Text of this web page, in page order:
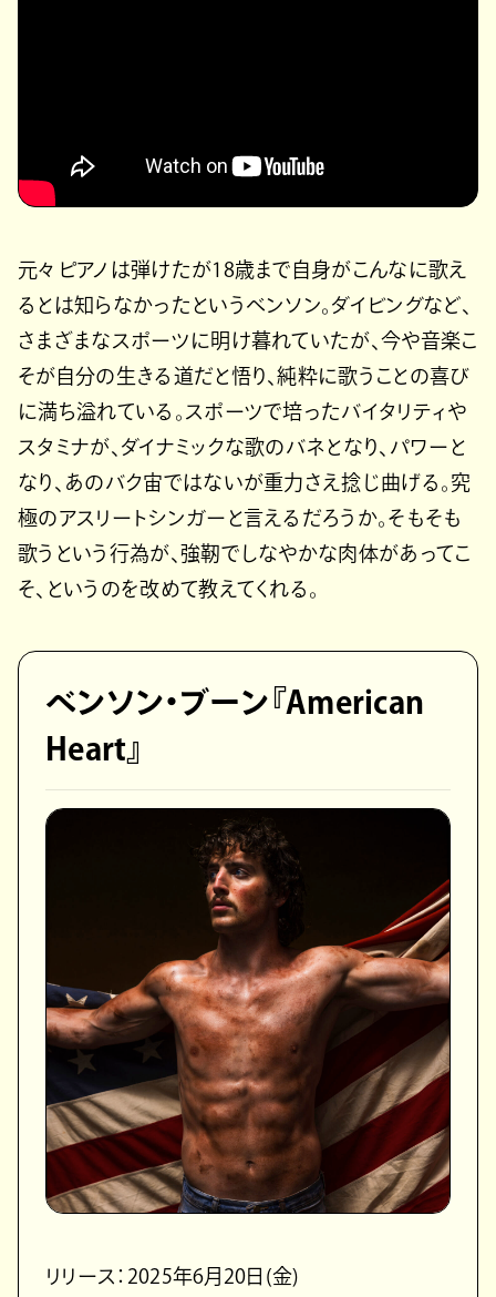
元々ピアノは弾けたが18歳まで自身がこんなに歌え
るとは知らなかったというベンソン。ダイビングなど、
さまざまなスポーツに明け暮れていたが、今や音楽こ
そが自分の生きる道だと悟り、純粋に歌うことの喜び
に満ち溢れている。スポーツで培ったバイタリティや
スタミナが、ダイナミックな歌のバネとなり、パワーと
なり、あのバク宙ではないが重力さえ捻じ曲げる。究
極のアスリートシンガーと言えるだろうか。そもそも
歌うという行為が、強靭でしなやかな肉体があってこ
そ、というのを改めて教えてくれる。
ベンソン・ブーン『American
Heart』
リリース：2025年6月20日(金)